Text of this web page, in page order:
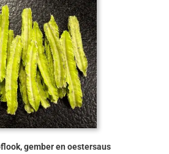
gember en oestersaus